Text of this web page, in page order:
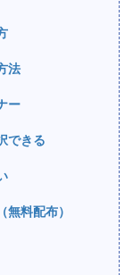
法
ー
できる
料配布）